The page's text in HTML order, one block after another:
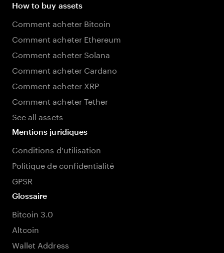
How to buy assets
Comment acheter Bitcoin
Comment acheter Ethereum
Comment acheter Solana
Comment acheter Cardano
Comment acheter XRP
Comment acheter Tether
See all assets
Mentions juridiques
Conditions d'utilisation
Politique de confidentialité
GPSR
Glossaire
Bitcoin 3.0
Altcoin
Wallet Address